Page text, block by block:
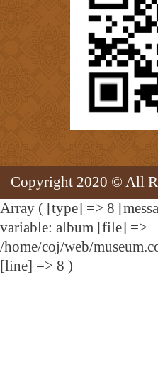
Copyright 2020 © All
Array ( [type] => 8
variable: album [file] =>
/home/coj/web/
[line] => 8 )